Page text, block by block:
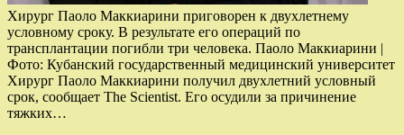
Хирург Паоло Маккиарини приговорен к двухлетнему
условному сроку. В результате его операций по
трансплантации погибли три человека. Паоло Маккиарини |
Фото: Кубанский государственный медицинский университет
Хирург Паоло Маккиарини получил двухлетний условный
срок, сообщает The Scientist. Его осудили за причинение
тяжких…